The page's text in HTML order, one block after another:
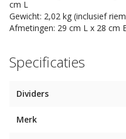
cm L
Gewicht: 2,02 kg (inclusief
Afmetingen: 29 cm L x 28 cm
Specificaties
Dividers
Merk